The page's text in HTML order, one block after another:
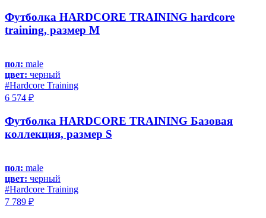
Футболка HARDCORE TRAINING hardcore
training, размер M
пол: male
цвет: черный
#Hardcore Training
6 574 ₽
Футболка HARDCORE TRAINING Базовая
коллекция, размер S
пол: male
цвет: черный
#Hardcore Training
7 789 ₽